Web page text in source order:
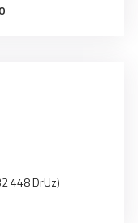
448 DrUz)